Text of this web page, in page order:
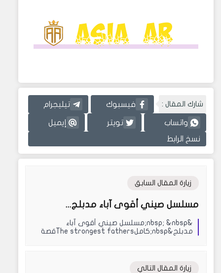
شارك المقال : فيسبوك تيليجرام
واتساب تويتر إيميل
نسخ الرابط
زيارة المقال السابق
مسلسل صيني أقوى آباء مدبلج...
&nbsp; &nbsp;مسلسل صيني أقوى آباء
مدبلج&nbsp;كاملThe strongest fathersقصة
زيارة المقال التالي